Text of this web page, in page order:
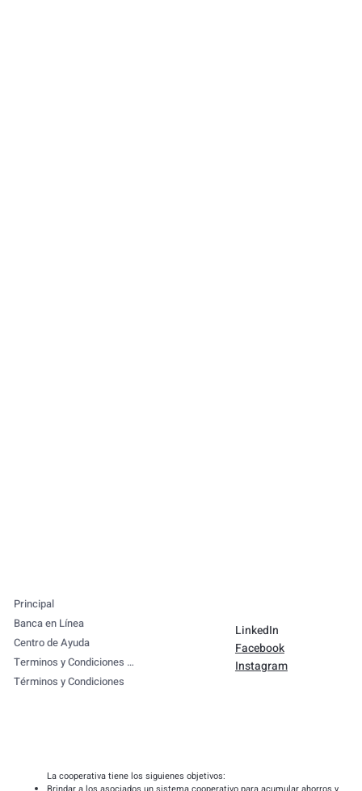
Principal
Banca en Línea
Centro de Ayuda
Terminos y Condiciones App movil
Términos y Condiciones
LinkedIn
Facebook
Instagram
La cooperativa tiene los siguienes objetivos: